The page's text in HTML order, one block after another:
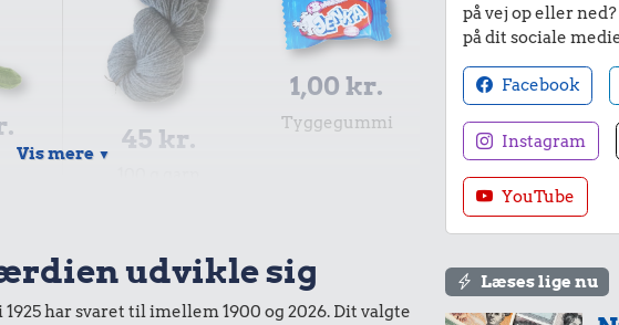
45 kr.
1,00 kr.
Tyggegummi
Vis mere ▼
udvikle sig
har svaret til imellem 1900 og 2026. Dit valgte
på vej op eller ned?
på dit sociale
Facebook
Instagram
YouTube
Læses lige nu